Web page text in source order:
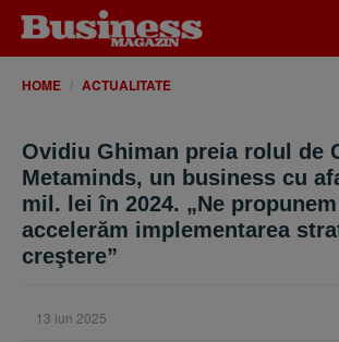
HOME ACTUALITATE
Ovidiu Ghiman preia rolul de
Metaminds, un business cu
mil. lei în 2024. „Ne
accelerăm implementarea
creştere”
13 iun 2025